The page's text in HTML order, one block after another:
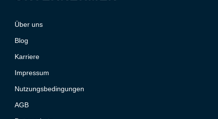
Über uns
Blog
Karriere
Impressum
Nutzungsbedingungen
AGB